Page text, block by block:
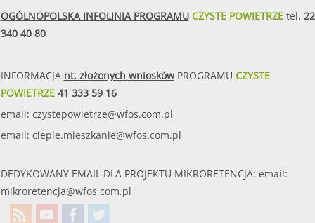
OGÓLNOPOLSKA INFOLINIA PROGRAMUCZYSTE POWIETRZEtel. 22
340 40 80
INFORMACJA nt. złożonych wnioskówPROGRAMU CZYSTE
POWIETRZE41 333 59 16
email: czystepowietrze@wfos.com.pl
email: cieple.mieszkanie@wfos.com.pl
DEDYKOWANY EMAIL DLA PROJEKTU MIKRORETENCJA: email:
mikroretencja@wfos.com.pl